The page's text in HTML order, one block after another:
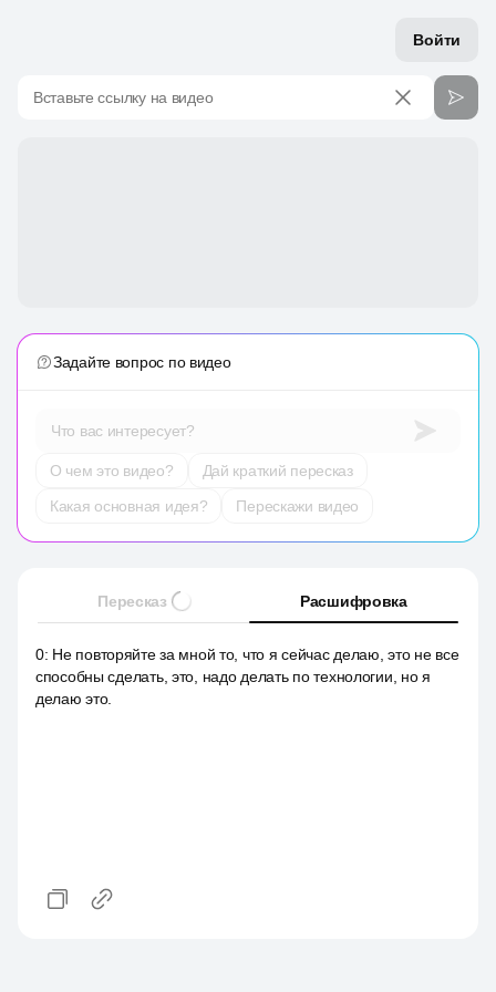
Войти
Вставьте ссылку на видео
Задайте вопрос по видео
Что вас интересует?
О чем это видео?
Дай краткий пересказ
Какая основная идея?
Перескажи видео
Пересказ Расшифровка
0: Не повторяйте за мной то, что я сейчас делаю, это не все
способны сделать, это, надо делать по технологии, но я
делаю это.